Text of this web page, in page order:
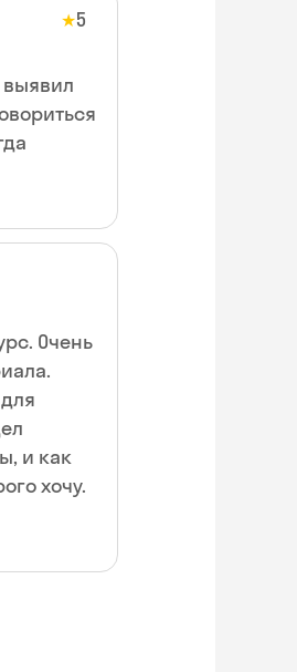
★5
выявил
Очень
и как
хочу.